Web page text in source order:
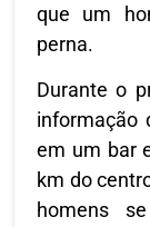
que um
perna.
Durante o
informação
em um bar
km do
homens